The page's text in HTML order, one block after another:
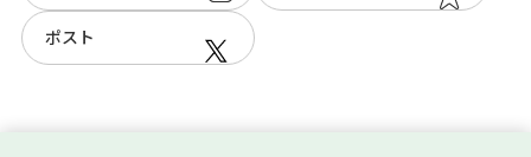
す
ポスト